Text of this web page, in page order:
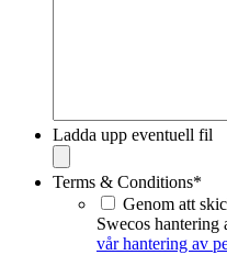
Ladda upp eventuell fil
Terms & Conditions*
Genom att
Swecos hantering
vår hantering av